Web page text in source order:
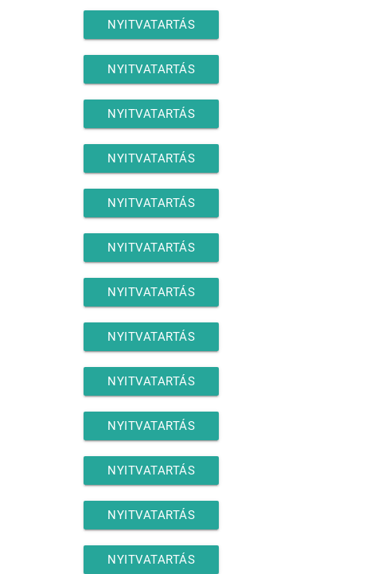
NYITVATARTÁS
NYITVATARTÁS
NYITVATARTÁS
NYITVATARTÁS
NYITVATARTÁS
NYITVATARTÁS
NYITVATARTÁS
NYITVATARTÁS
NYITVATARTÁS
NYITVATARTÁS
NYITVATARTÁS
NYITVATARTÁS
NYITVATARTÁS